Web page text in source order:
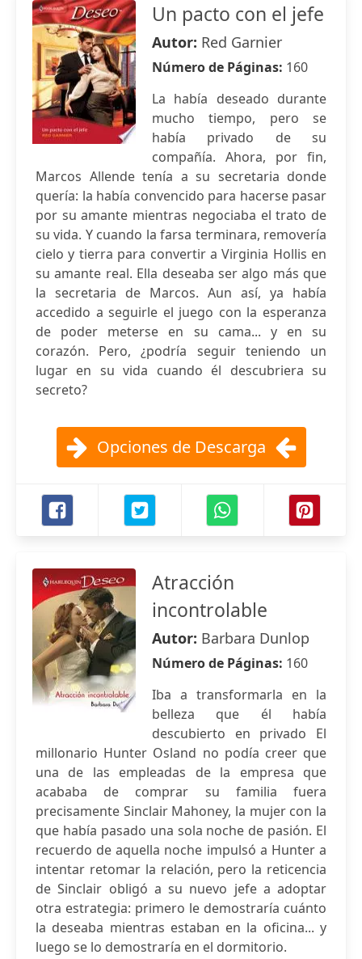
Un pacto con el jefe
Autor: Red Garnier
Número de Páginas: 160
La había deseado durante
mucho tiempo, pero se
había privado de su
compañía. Ahora, por fin,
Marcos Allende tenía a su secretaria donde
quería: la había convencido para hacerse pasar
por su amante mientras negociaba el trato de
su vida. Y cuando la farsa terminara, removería
cielo y tierra para convertir a Virginia Hollis en
su amante real. Ella deseaba ser algo más que
la secretaria de Marcos. Aun así, ya había
accedido a seguirle el juego con la esperanza
de poder meterse en su cama... y en su
corazón. Pero, ¿podría seguir teniendo un
lugar en su vida cuando él descubriera su
secreto?
Opciones de Descarga
Atracción
incontrolable
Autor: Barbara Dunlop
Número de Páginas: 160
Iba a transformarla en la
belleza que él había
descubierto en privado El
millonario Hunter Osland no podía creer que
una de las empleadas de la empresa que
acababa de comprar su familia fuera
precisamente Sinclair Mahoney, la mujer con la
que había pasado una sola noche de pasión. El
recuerdo de aquella noche impulsó a Hunter a
intentar retomar la relación, pero la reticencia
de Sinclair obligó a su nuevo jefe a adoptar
otra estrategia: primero le demostraría cuánto
la deseaba mientras estaban en la oficina... y
luego se lo demostraría en el dormitorio.